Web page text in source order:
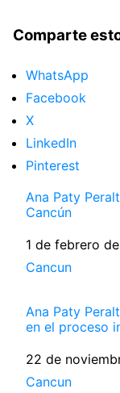
Comparte
WhatsApp
Facebook
X
LinkedIn
Pinterest
Ana Paty
Cancún
Fecha
1 de febrero
Respecto a
Cancun
Ana Paty
en el proceso
Fecha
22 de
Respecto a
Cancun